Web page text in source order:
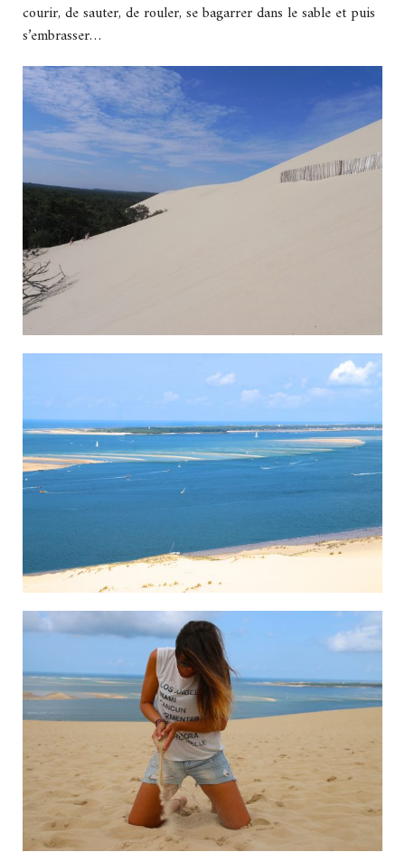
courir, de sauter, de rouler, se bagarrer dans le sable et puis
s’embrasser…